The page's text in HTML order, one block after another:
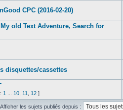
CPC (2016-02-20)
My old Text Adventure, Search for
disquettes/cassettes
1 10 11 12 ]
Afficher les sujets publiés depuis :